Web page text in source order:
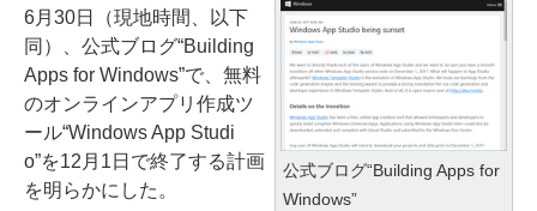
公式ブログ“Building Apps for
Windows”
6月30日（現地時間、以下
同）、公式ブログ“Building
Apps for Windows”で、無料
のオンラインアプリ作成ツ
ール“Windows App Studi
o”を12月1日で終了する計画
を明らかにした。